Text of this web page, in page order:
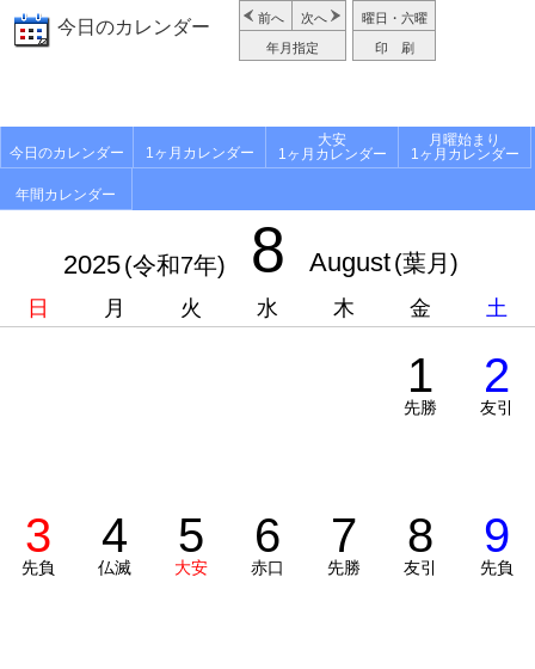
今日のカレンダー 前へ 次へ
年月指定
曜日・六曜
印 刷
今日のカレンダー 1ヶ月カレンダー
大安
1ヶ月カレンダー
月曜始まり
1ヶ月カレンダー
年間カレンダー
2025(令和7年) 8 August(葉月)
日 月 火 水 木 金 土
1
先勝
2
友引
3
先負
4
仏滅
5
大安
6
赤口
7
先勝
8
友引
9
先負